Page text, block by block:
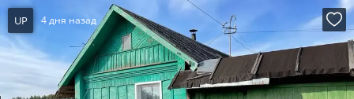
UP 4 дня назад